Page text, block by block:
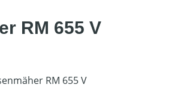
RM 655 V